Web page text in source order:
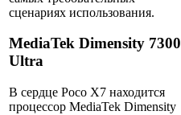
сценариях использования.
MediaTek Dimensity 7300
Ultra
В сердце Poco X7 находится
процессор MediaTek Dimensity